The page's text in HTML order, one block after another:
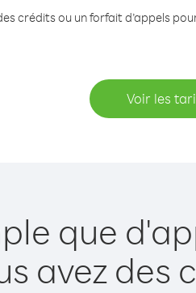
crédits ou un forfait d’appels
Voir les
que
avez des